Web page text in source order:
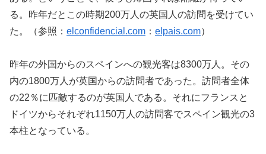
る。昨年だとこの時期200万人の英国人の訪問を受けてい
た。（参照： elconfidencial.com ： elpais.com）
昨年の外国からのスペインへの観光客は8300万人。その
内の1800万人が英国からの訪問者であった。訪問者全体
の22％に匹敵するのが英国人である。それにフランスと
ドイツからそれぞれ1150万人の訪問客でスペイン観光の3
本柱となっている。